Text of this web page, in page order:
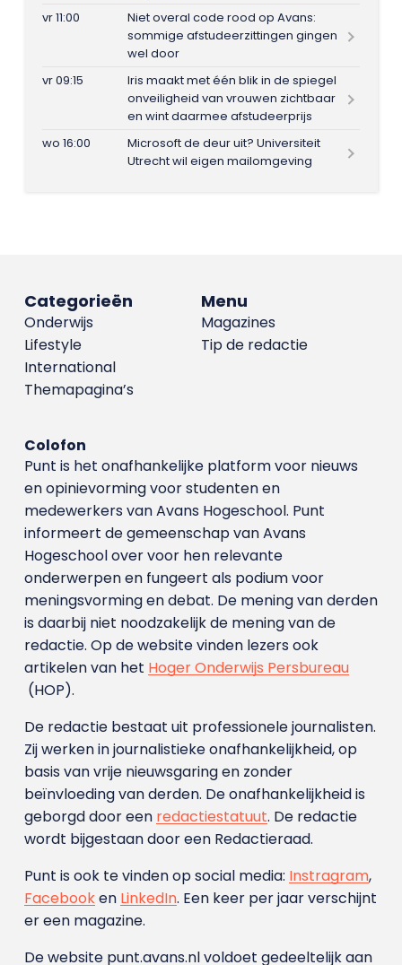
vr 11:00
Niet overal code rood op Avans:
sommige afstudeerzittingen gingen
wel door
vr 09:15
Iris maakt met één blik in de spiegel
onveiligheid van vrouwen zichtbaar
en wint daarmee afstudeerprijs
wo 16:00
Microsoft de deur uit? Universiteit
Utrecht wil eigen mailomgeving
Menu
Magazines
Tip de redactie
Categorieën
Onderwijs
Lifestyle
International
Themapagina’s
Colofon
Punt is het onafhankelijke platform voor nieuws
en opinievorming voor studenten en
medewerkers van Avans Hoge­school. Punt
informeert de gemeenschap van Avans
Hogeschool over voor hen relevante
onderwerpen en fungeert als podium voor
meningsvorming en debat. De mening van derden
is daarbij niet noodzakelijk de mening van de
redactie. Op de website vinden lezers ook
artikelen van het Hoger Onderwijs Persbureau
(HOP).
De redactie bestaat uit professionele journalisten.
Zij werken in journalistieke onafhankelijkheid, op
basis van vrije nieuwsgaring en zonder
beïnvloeding van derden. De onafhankelijkheid is
geborgd door een redactiestatuut. De redactie
wordt bijgestaan door een Redactieraad.
Punt is ook te vinden op social media: Instragram,
Facebooken LinkedIn. Een keer per jaar verschijnt
er een magazine.
De website punt.avans.nl voldoet gedeeltelijk aan